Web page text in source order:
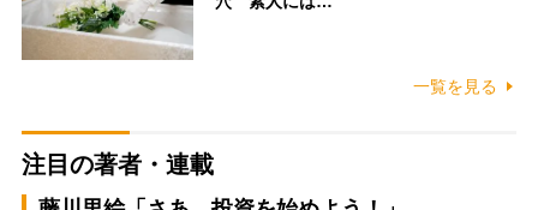
一覧を見る
注目の著者・連載